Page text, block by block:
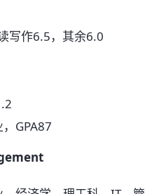
写作6.5，其余6.0
GPA87